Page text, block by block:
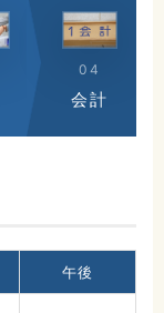
04
会計
午後